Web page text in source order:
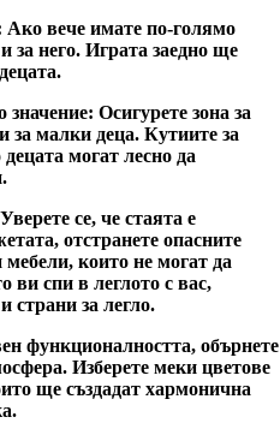
Ако вече имате по-голямо
за него. Играта заедно ще
значение: Осигурете зона за
за малки деца. Кутиите за
могат лесно да
се, че стаята е
отстранете опасните
които не могат да
ви спи в леглото с вас,
страни за легло.
функционалността, обърнете
Изберете меки цветове
ще създадат хармонична